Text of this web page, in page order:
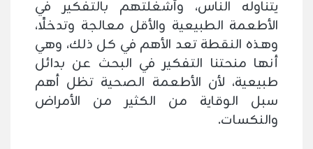
يتناوله الناس، وأشغلتهم بالتفكير في
الأطعمة الطبيعية والأقل معالجة وتدخلًا،
وهذه النقطة تعد الأهم في كل ذلك، وهي
أنها منحتنا التفكير في البحث عن بدائل
طبيعية، لأن الأطعمة الصحية تظل أهم
سبل الوقاية من الكثير من الأمراض
والنكسات.